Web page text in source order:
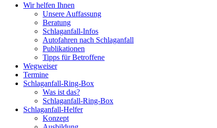
Wir helfen Ihnen
Unsere Auffassung
Beratung
Schlaganfall-Infos
Autofahren nach Schlaganfall
Publikationen
Tipps für Betroffene
Wegweiser
Termine
Schlaganfall-Ring-Box
Was ist das?
Schlaganfall-Ring-Box
Schlaganfall-Helfer
Konzept